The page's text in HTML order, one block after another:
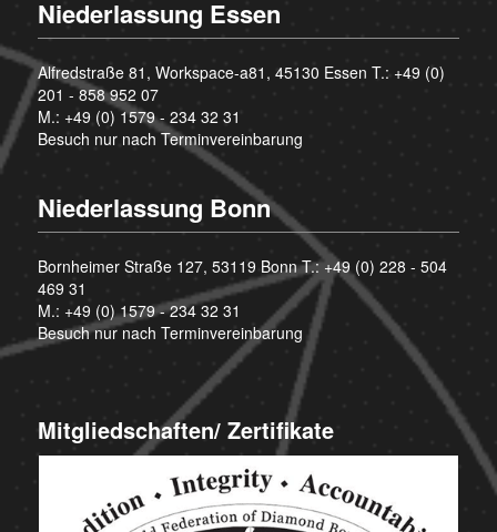
Niederlassung Essen
Alfredstraße 81, Workspace-a81, 45130 Essen T.: +49 (0)
201 - 858 952 07
M.: +49 (0) 1579 - 234 32 31
Besuch nur nach Terminvereinbarung
Niederlassung Bonn
Bornheimer Straße 127, 53119 Bonn T.:+49 (0) 228 - 504
469 31
M.: +49 (0) 1579 - 234 32 31
Besuch nur nach Terminvereinbarung
Mitgliedschaften/ Zertifikate